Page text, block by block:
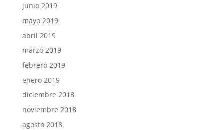
junio 2019
mayo 2019
abril 2019
marzo 2019
febrero 2019
enero 2019
diciembre 2018
noviembre 2018
agosto 2018